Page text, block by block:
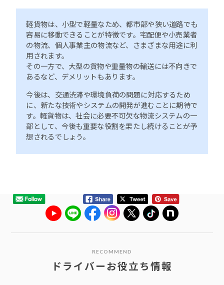
軽貨物は、小型で軽量なため、都市部や狭い道路でも
容易に移動できることが特徴です。宅配便や小売業者
の物流、個人事業主の物流など、さまざまな用途に利
用されます。
その一方で、大型の貨物や重量物の輸送には不向きで
あるなど、デメリットもあります。
今後は、交通渋滞や環境負荷の問題に対応するため
に、新たな技術やシステムの開発が進むことに期待で
す。軽貨物は、社会に必要不可欠な物流システムの一
部として、今後も重要な役割を果たし続けることが予
想されるでしょう。
RECOMMEND
ドライバーお役立ち情報